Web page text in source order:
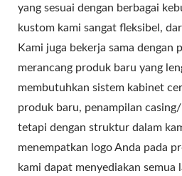
yang sesuai dengan berbagai
kustom kami sangat fleksibel,
Kami juga bekerja sama dengan
merancang produk baru yang
membutuhkan sistem kabinet
produk baru, penampilan
tetapi dengan struktur dalam
menempatkan logo Anda pada
kami dapat menyediakan semua